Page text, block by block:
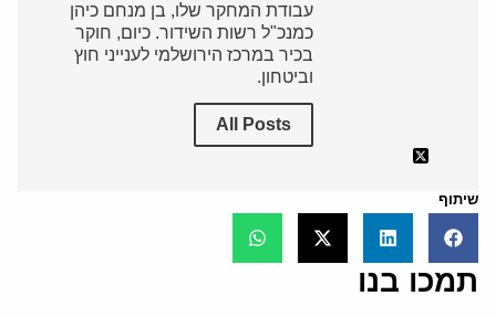
עבודת המחקר שלו, בן מנחם כיהן
כמנכ"ל רשות השידור. כיום, חוקר
בכיר במרכז הירושלמי לענייני חוץ
וביטחון.
All Posts
שיתוף
תמכו בנו